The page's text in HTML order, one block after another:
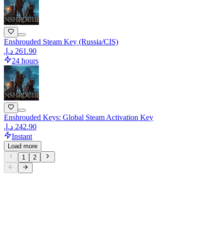
Enshrouded Steam Key (Russia/CIS)
24 hours
Enshrouded Keys: Global Steam Activation Key
Instant
Load more
1
2